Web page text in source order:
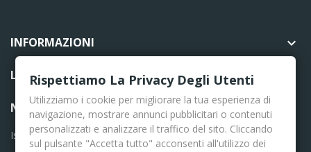
INFORMAZIONI 
LINK UTILI
NEWSLETTER
Iscriviti per le ultime news
Rispettiamo La Privacy Degli Utenti
Utilizziamo i cookie per migliorare la tua esperienza di
navigazione, mostrare annunci pubblicitari o contenuti
personalizzati e analizzare il traffico del sito. Cliccando
sul pulsante "Accetta tutto" acconsenti all'utilizzo dei